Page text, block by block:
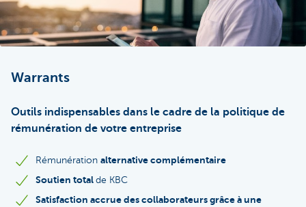
Corporate
Warrants
Outils indispensables dans le cadre de la politique de
rémunération de votre entreprise
Rémunération alternative complémentaire
Soutien total de KBC
Satisfaction accrue des collaborateurs grâce à une